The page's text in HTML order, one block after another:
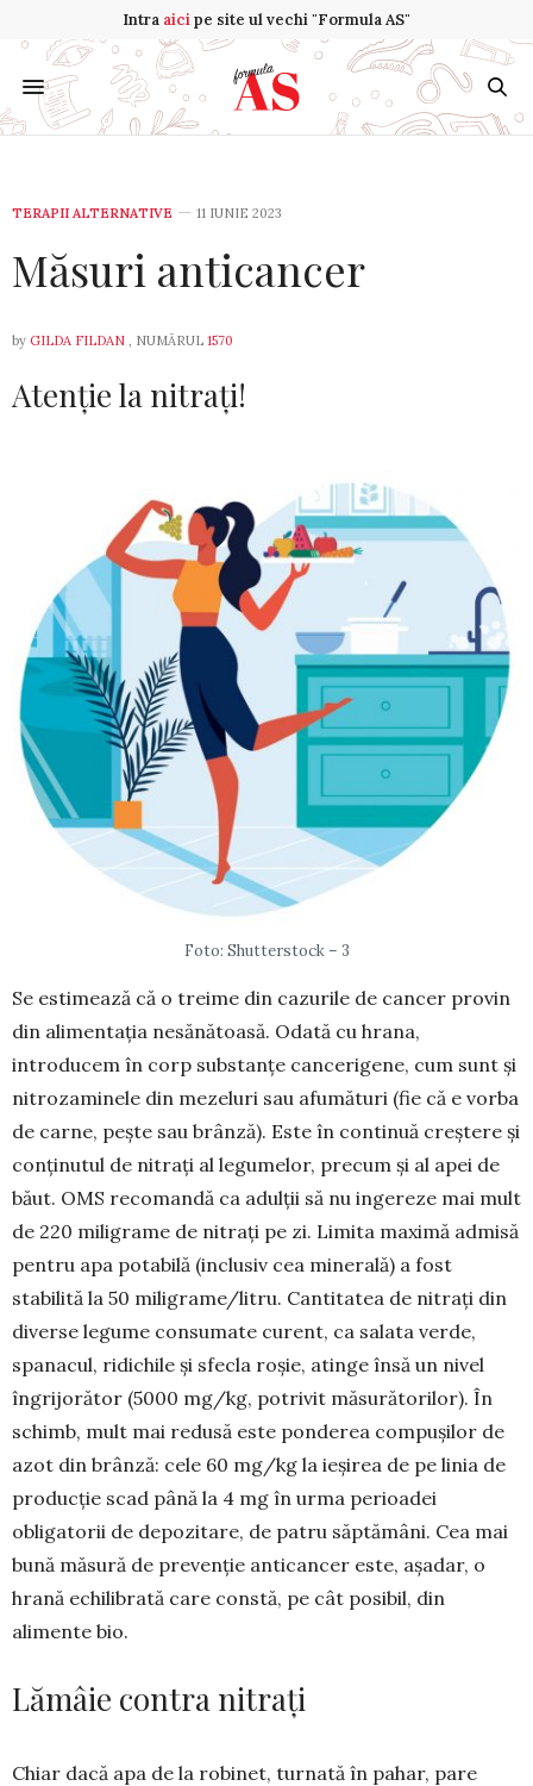
Intra aicipe site ul vechi "Formula AS"
TERAPII ALTERNATIVE 11 IUNIE 2023
Măsuri anticancer
by GILDA FILDAN , NUMĂRUL 1570
Atenție la nitrați!
Foto: Shutterstock – 3
Se estimează că o treime din cazurile de cancer provin
din alimentația nesănătoasă. Odată cu hrana,
introducem în corp substanțe cancerigene, cum sunt și
nitrozaminele din mezeluri sau afumături (fie că e vorba
de carne, pește sau brânză). Este în continuă creștere și
conținutul de nitrați al legu­melor, precum și al apei de
băut. OMS recomandă ca adulții să nu ingereze mai mult
de 220 miligrame de nitrați pe zi. Limita maximă admisă
pentru apa potabilă (inclusiv cea minerală) a fost
stabilită la 50 miligrame/litru. Cantitatea de nitrați din
diverse legume consumate curent, ca salata verde,
spa­nacul, ridichile și sfecla roșie, atinge însă un nivel
îngrijorător (5000 mg/kg, potrivit măsurătorilor). În
schimb, mult mai redusă este ponderea compu­șilor de
azot din brânză: cele 60 mg/kg la ieșirea de pe linia de
producție scad până la 4 mg în urma pe­rioadei
obligatorii de depozitare, de patru săptă­mâni. Cea mai
bună măsură de prevenție anticancer este, așadar, o
hrană echilibrată care constă, pe cât posibil, din
alimente bio.
Lămâie contra nitrați
Chiar dacă apa de la robinet, turnată în pahar, pare